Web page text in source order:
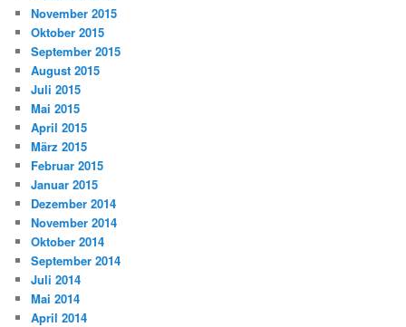
November 2015
Oktober 2015
September 2015
August 2015
Juli 2015
Mai 2015
April 2015
März 2015
Februar 2015
Januar 2015
Dezember 2014
November 2014
Oktober 2014
September 2014
Juli 2014
Mai 2014
April 2014